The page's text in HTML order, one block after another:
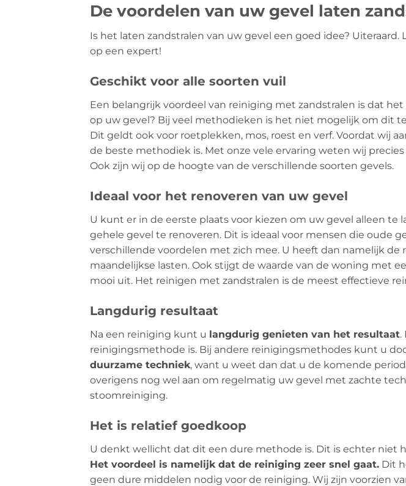
De voordelen van uw gevel laten
Is het laten zandstralen van uw gevel een goed idee?
op een expert!
Geschikt voor alle soorten vuil
Een belangrijk voordeel van reiniging met zandstralen is dat het
op uw gevel? Bij veel methodieken is het niet mogelijk om dit
Dit geldt ook voor roetplekken, mos, roest en verf. Voordat wij
de beste methodiek is. Met onze vele ervaring weten wij
Ook zijn wij op de hoogte van de verschillende soorten gevels.
Ideaal voor het renoveren van uw gevel
U kunt er in de eerste plaats voor kiezen om uw gevel alleen
gehele gevel te renoveren. Dit is ideaal voor mensen die oude
verschillende voordelen met zich mee. U heeft dan namelijk
maandelijkse lasten. Ook stijgt de waarde van de woning met
mooi uit. Het reinigen met zandstralen is de meest effectieve
Langdurig resultaat
Na een reiniging kunt u langdurig genieten van het resultaat.
reinigingsmethode is. Bij andere reinigingsmethodes kunt u
duurzame techniek, want u weet dan dat u de komende
overigens nog wel aan om regelmatig uw gevel met zachte
stoomreiniging.
Het is relatief goedkoop
U denkt wellicht dat dit een dure methode is. Dit is echter niet
Het voordeel is namelijk dat de reiniging zeer snel gaat. Dit
geen dure middelen nodig voor de reiniging. Wij zijn voorzien